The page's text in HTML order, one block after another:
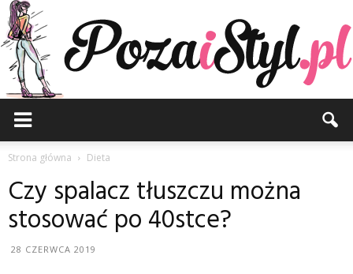
Strona główna Dieta
Czy spalacz tłuszczu można
stosować po 40stce?
28 CZERWCA 2019